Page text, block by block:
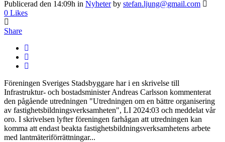
Publicerad den 14:09h in Nyheter by stefan.ljung@gmail.com
0 Likes
Share
Föreningen Sveriges Stadsbyggare har i en skrivelse till
Infrastruktur- och bostadsminister Andreas Carlsson kommenterat
den pågående utredningen "Utredningen om en bättre organisering
av fastighetsbildningsverksamheten", LI 2024:03 och meddelat vår
oro. I skrivelsen lyfter föreningen farhågan att utredningen kan
komma att endast beakta fastighetsbildningsverksamhetens arbete
med lantmäteriförrättningar...